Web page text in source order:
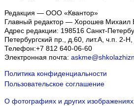
Редакция — ООО «Квантор»
Главный редактор — Хорошев Михаил
Адрес редакции: 198516 Санкт-
Петербургский пр., д.60, лит.А, ч.п. 2-
Телефон:+7 812 640-06-60
Электронная почта:
Политика конфиденциальности
Пользовательское соглашение
О фотографиях и других изображениях